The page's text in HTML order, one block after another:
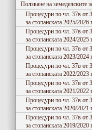
Ползване на земеделските
Процедури по чл. 37в от
за стопанската 2025/2026
Процедури по чл. 37в от
за стопанската 2024/2025
Процедури по чл. 37в от
за стопанската 2023/2024
Процедури по чл. 37в от
за стопанската 2022/2023
Процедури по чл. 37в от
за стопанската 2021/2022
Процедури по чл. 37в от
за стопанската 2020/2021
Процедури по чл. 37в от
за стопанската 2019/2020